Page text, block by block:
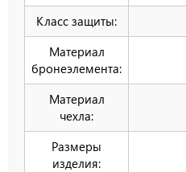
Класс защиты:
Материал
бронеэлемента:
Материал
чехла:
Размеры
изделия: